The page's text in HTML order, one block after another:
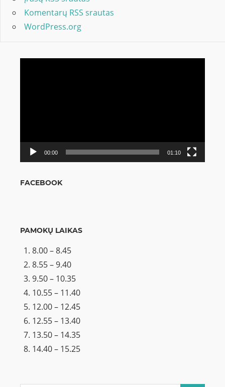
Komentarų RSS srautas
WordPress.org
00:00 01:10
FACEBOOK
PAMOKŲ LAIKAS
8.00 – 8.45
8.55 – 9.40
9.50 – 10.35
10.55 – 11.40
12.00 – 12.45
12.55 – 13.40
13.50 – 14.35
14.40 – 15.25